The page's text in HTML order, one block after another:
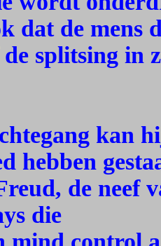
dat de mens
de splitsing in
kan
hebben
de neef
die